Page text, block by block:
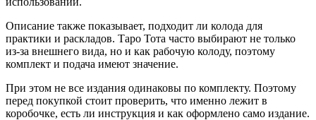
Описание также показывает, подходит ли колода для
практики и раскладов. Таро Тота часто выбирают не только
из-за внешнего вида, но и как рабочую колоду, поэтому
комплект и подача имеют значение.
При этом не все издания одинаковы по комплекту. Поэтому
перед покупкой стоит проверить, что именно лежит в
коробочке, есть ли инструкция и как оформлено само издание.